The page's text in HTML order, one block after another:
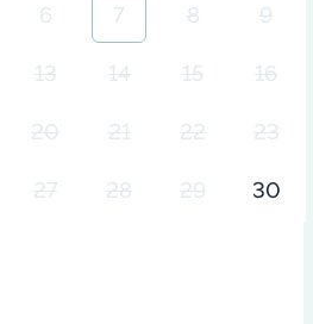
6 7 8 9
13 14 15 16
20 21 22 23
27 28 29 30